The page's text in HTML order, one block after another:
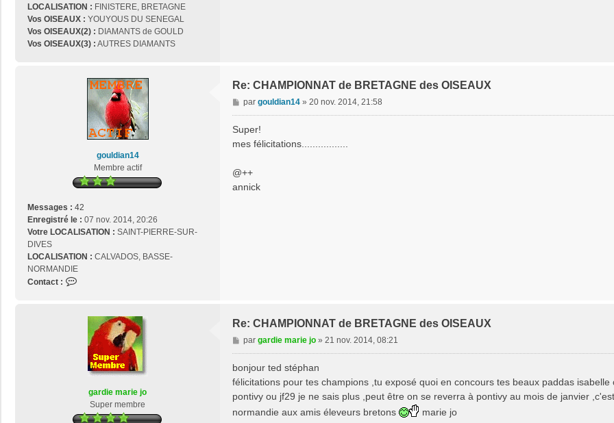
LOCALISATION : FINISTERE, BRETAGNE
Vos OISEAUX : YOUYOUS DU SENEGAL
Vos OISEAUX(2) : DIAMANTS de GOULD
Vos OISEAUX(3) : AUTRES DIAMANTS
gouldian14
Membre actif
Messages : 42
Enregistré le : 07 nov. 2014, 20:26
Votre LOCALISATION : SAINT-PIERRE-SUR-
DIVES
LOCALISATION : CALVADOS, BASSE-
NORMANDIE
Contact :
u
Re: CHAMPIONNAT de BRETAGNE des OISEAUX
M
e
a
e
par gouldian14» 20 nov. 2014, 21:58
Super!
mes félicitations.................
@++
annick
gardie marie jo
Super membre
Re: CHAMPIONNAT de BRETAGNE des OISEAUX
M
e
a
g
e
par gardie marie jo» 21 nov. 2014, 08:21
bonjour ted stéphan
félicitations pour tes champions ,tu exposé quoi en concours tes beaux paddas
pontivy ou jf29 je ne sais plus ,peut être on se reverra à pontivy au mois de janvier
normandie aux amis éleveurs bretons
marie jo